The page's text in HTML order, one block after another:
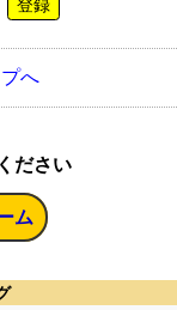
登録
へ
ださい
ム